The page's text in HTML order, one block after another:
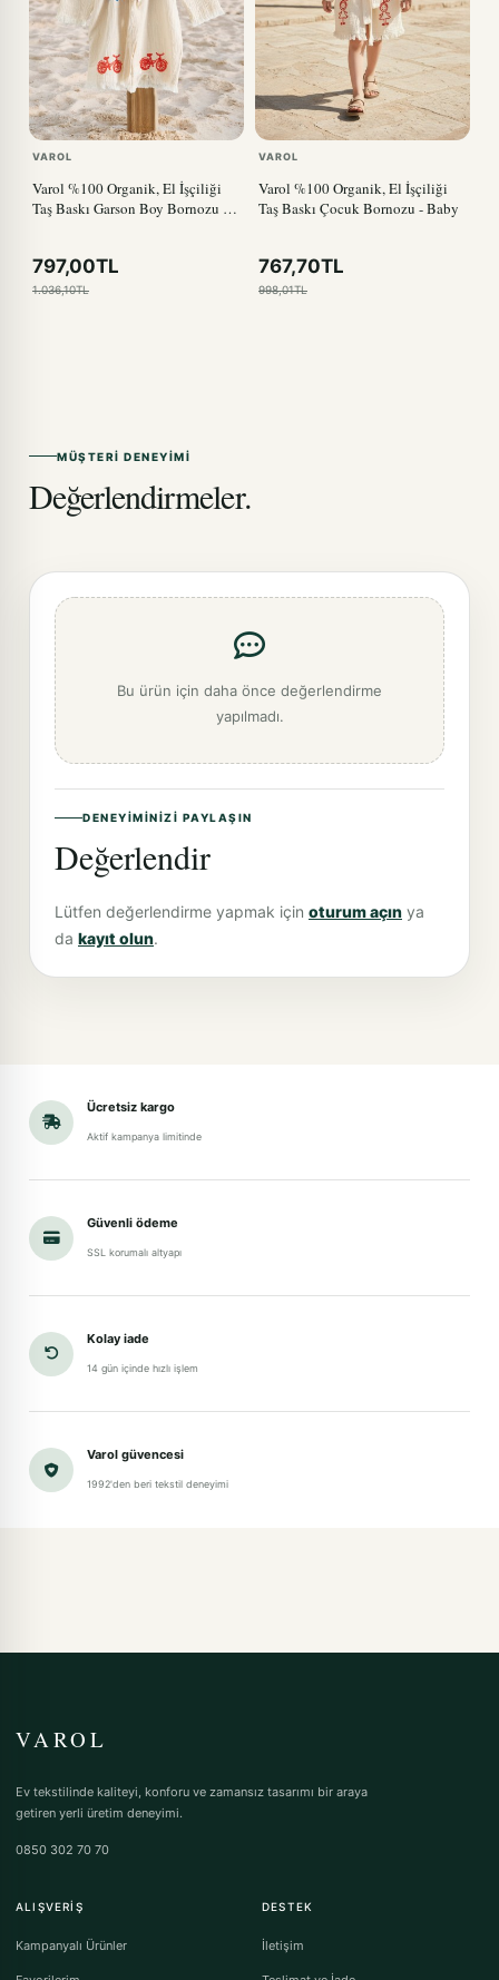
VAROL
Varol %100 Organik, El İşçiliği
Taş Baskı Garson Boy Bornozu -
797,00TL
1.036,10TL
VAROL
Varol %100 Organik, El İşçiliği
Taş Baskı Çocuk Bornozu - Baby
767,70TL
998,01TL
MÜŞTERI DENEYIMI
Değerlendirmeler.
Bu ürün için daha önce değerlendirme
yapılmadı.
DENEYIMINIZI PAYLAŞIN
Değerlendir
Lütfen değerlendirme yapmak için oturum açın ya
da kayıt olun.
Ücretsiz kargo
Aktif kampanya limitinde
Güvenli ödeme
SSL korumalı altyapı
Kolay iade
14 gün içinde hızlı işlem
Varol güvencesi
1992'den beri tekstil deneyimi
VAROL
Ev tekstilinde kaliteyi, konforu ve zamansız tasarımı bir araya
getiren yerli üretim deneyimi.
0850 302 70 70
ALIŞVERIŞ
Kampanyalı Ürünler
DESTEK
İletişim